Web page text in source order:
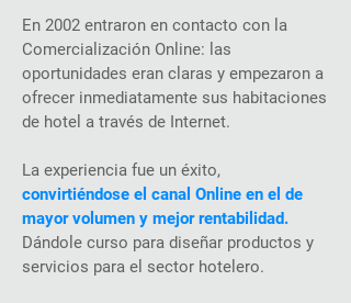
En 2002 entraron en contacto con la
Comercialización Online: las
oportunidades eran claras y empezaron a
ofrecer inmediatamente sus habitaciones
de hotel a través de Internet.
La experiencia fue un éxito,
convirtiéndose el canal Online en el de
mayor volumen y mejor rentabilidad.
Dándole curso para diseñar productos y
servicios para el sector hotelero.